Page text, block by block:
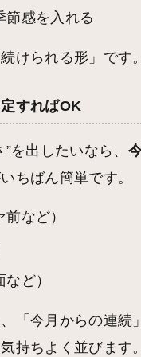
節感を入れる
けられる形」です
すればOK
を出したいなら、
ちばん簡単です。
など）
ど）
「今月からの連続
持ちよく並びます